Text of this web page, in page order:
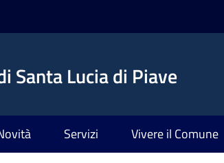
Santa Lucia di Piave
Servizi Vivere il Comune